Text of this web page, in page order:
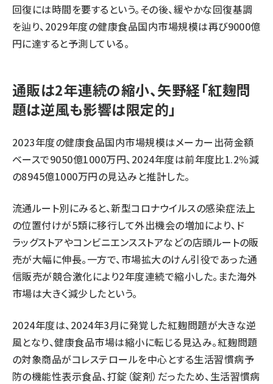
回復には時間を要するという。その後、緩やかな回復基調
を辿り、2029年度の健康食品国内市場規模は再び9000億
円に達すると予測している。
通販は2年連続の縮小、矢野経「紅麹問
題は逆風も影響は限定的」
2023年度の健康食品国内市場規模はメーカー出荷金額
ベースで9050億1000万円、2024年度は前年度比1.2％減
の8945億1000万円の見込みと推計した。
流通ルート別にみると、新型コロナウイルスの感染症法上
の位置付けが5類に移行して外出機会の増加により、ド
ラッグストアやコンビニエンスストアなどの店頭ルートの販
売が大幅に伸長。一方で、市場拡大のけん引役であった通
信販売が競合激化により2年度連続で縮小した。また海外
市場は大きく減少したという。
2024年度は、2024年3月に発覚した紅麹問題が大きな逆
風となり、健康食品市場は縮小に転じる見込み。紅麹問題
の対象商品がコレステロールを中心とする生活習慣病予
防の機能性表示食品、打錠（錠剤）だったため、生活習慣病